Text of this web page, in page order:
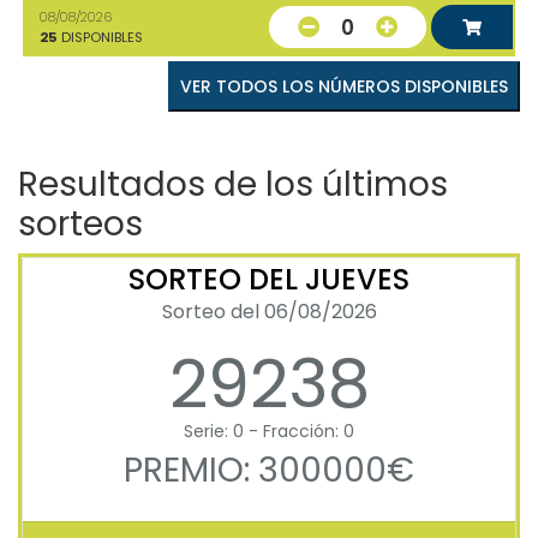
08/08/2026
25 DISPONIBLES 0
VER TODOS LOS NÚMEROS DISPONIBLES
Resultados de los últimos
sorteos
SORTEO DEL JUEVES
Sorteo del 06/08/2026
29238
Serie: 0 - Fracción: 0
PREMIO: 300000€